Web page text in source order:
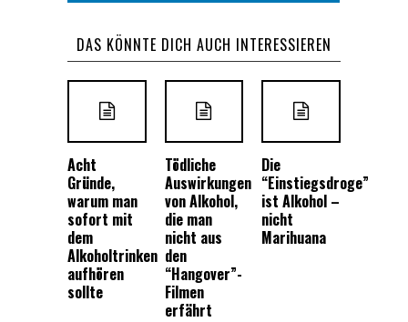
DAS KÖNNTE DICH AUCH INTERESSIEREN
Acht
Gründe,
warum man
sofort mit
dem
Alkoholtrinken
aufhören
sollte
Tödliche
Auswirkungen
von Alkohol,
die man
nicht aus
den
“Hangover”-
Filmen
erfährt
Die
“Einstiegsdroge”
ist Alkohol –
nicht
Marihuana